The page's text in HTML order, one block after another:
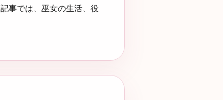
事では、巫女の生活、役